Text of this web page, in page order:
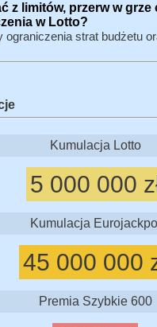
z limitów, przerw w grze
w Lotto?
ograniczenia strat budżetu
Kumulacja Lotto
5 000 000
Kumulacja
45 000 000
Premia Szybkie 600